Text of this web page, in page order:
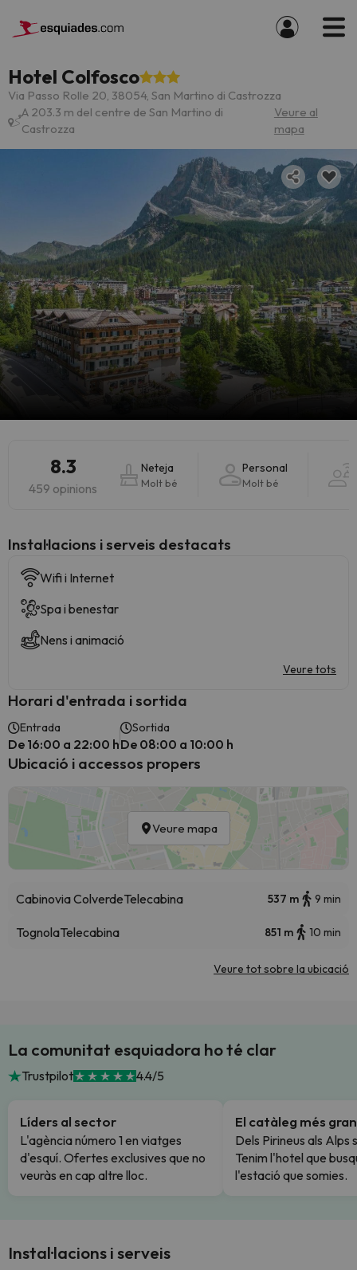
Hotel Colfosco
Via Passo Rolle 20, 38054, San Martino di Castrozza
A 203.3 m del centre de San Martino di
Castrozza
Veure al
mapa
8.3
459 opinions
Neteja
Molt bé
Personal
Molt bé
Instal·lacions i serveis destacats
Wifi i Internet
Spa i benestar
Nens i animació
Veure tots
Horari d'entrada i sortida
Entrada
De 16:00 a 22:00 h
Sortida
De 08:00 a 10:00 h
Ubicació i accessos propers
Veure mapa
Cabinovia ColverdeTelecabina 537 m 9 min
TognolaTelecabina 851 m 10 min
Veure tot sobre la ubicació
La comunitat esquiadora ho té clar
Trustpilot 4.4/5
Líders al sector
L'agència número 1 en viatges
d'esquí. Ofertes exclusives que no
veuràs en cap altre lloc.
El catàleg més gran
Dels Pirineus als Alps
Tenim l'hotel que
l'estació que somies.
Instal·lacions i serveis